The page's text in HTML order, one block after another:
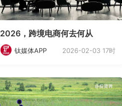
2026，跨境电商何去何从
钛媒体APP 2026-02-03 17时